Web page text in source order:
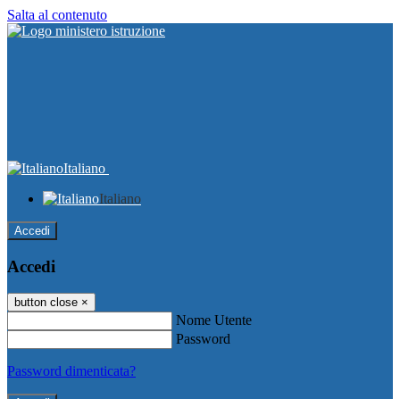
Salta al contenuto
Italiano
Italiano
Accedi
Accedi
button close ×
Nome Utente
Password
Password dimenticata?